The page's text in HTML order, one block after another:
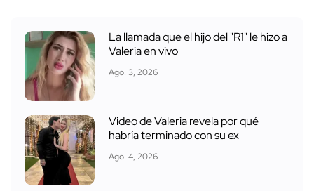
La llamada que el hijo del "R1" le hizo a
Valeria en vivo
Ago. 3, 2026
Video de Valeria revela por qué
habría terminado con su ex
Ago. 4, 2026